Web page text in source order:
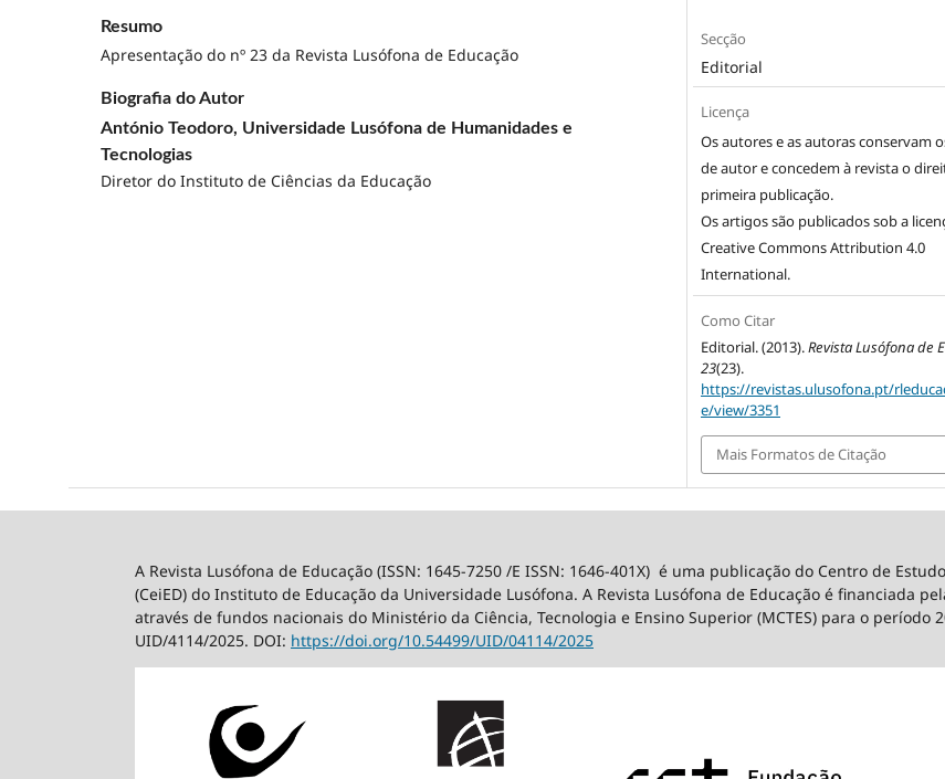
Resumo
Apresentação do nº 23 da Revista Lusófona de Educação
Biografia do Autor
António Teodoro, Universidade Lusófona de Humanidades e
Tecnologias
Diretor do Instituto de Ciências da Educação
Secção
Editorial
Licença
Os autores e as autoras conservam
de autor e concedem à revista o
primeira publicação.
Os artigos são publicados sob a
Creative Commons Attribution 4.0
International.
Como Citar
Editorial. (2013).Revista Lusófona de
23(23).
https://revistas.ulusofona.pt/
e/view/3351
Mais Formatos de Citação
A Revista Lusófona de Educação (ISSN: 1645-7250 /E ISSN: 1646-401X) é uma publicação do Centro de
(CeiED) do Instituto de Educação da Universidade Lusófona. A Revista Lusófona de Educação é financiada
através de fundos nacionais do Ministério da Ciência, Tecnologia e Ensino Superior (MCTES) para o período
UID/4114/2025. DOI: https://doi.org/10.54499/UID/04114/2025